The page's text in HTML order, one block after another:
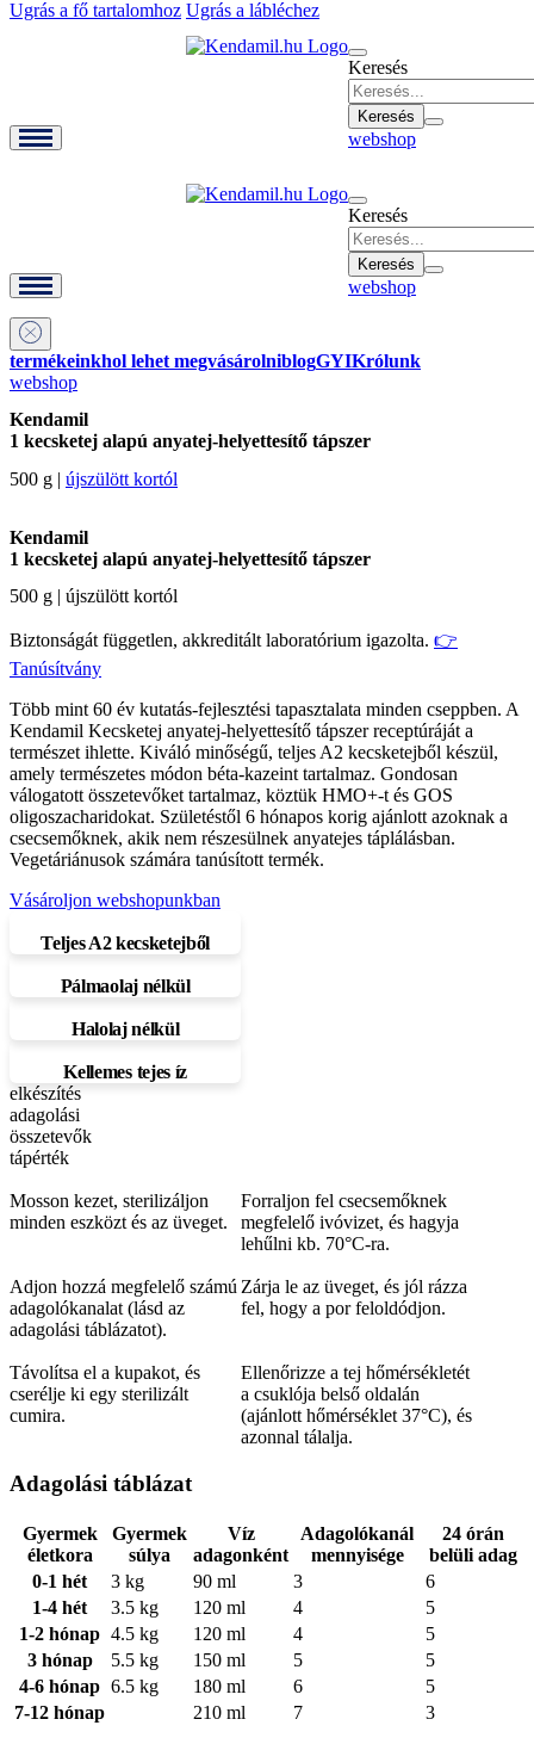
Ugrás a fő tartalomhoz Ugrás a lábléchez
Keresés
webshop
Keresés
webshop
termékeinkhol lehet megvásárolniblogGYIKrólunk
webshop
Kendamil
1 kecsketej alapú anyatej-helyettesítő tápszer
500 g | újszülött kortól
Kendamil
1 kecsketej alapú anyatej-helyettesítő tápszer
500 g | újszülött kortól
Biztonságát független, akkreditált laboratórium igazolta. 👉
Tanúsítvány
Több mint 60 év kutatás-fejlesztési tapasztalata minden cseppben. A
Kendamil Kecsketej anyatej-helyettesítő tápszer receptúráját a
természet ihlette. Kiváló minőségű, teljes A2 kecsketejből készül,
amely természetes módon béta-kazeint tartalmaz. Gondosan
válogatott összetevőket tartalmaz, köztük HMO+-t és GOS
oligoszacharidokat. Születéstől 6 hónapos korig ajánlott azoknak a
csecsemőknek, akik nem részesülnek anyatejes táplálásban.
Vegetáriánusok számára tanúsított termék.
Vásároljon webshopunkban
Teljes A2 kecsketejből
Pálmaolaj nélkül
Halolaj nélkül
Kellemes tejes íz
elkészítés
adagolási
összetevők
tápérték
Mosson kezet, sterilizáljon
minden eszközt és az üveget.
Forraljon fel csecsemőknek
megfelelő ivóvizet, és hagyja
lehűlni kb. 70°C-ra.
Adjon hozzá megfelelő számú
adagolókanalat (lásd az
adagolási táblázatot).
Zárja le az üveget, és jól rázza
fel, hogy a por feloldódjon.
Távolítsa el a kupakot, és
cserélje ki egy sterilizált
cumira.
Ellenőrizze a tej hőmérsékletét
a csuklója belső oldalán
(ajánlott hőmérséklet 37°C), és
azonnal tálalja.
Adagolási táblázat
Gyermek
életkora
Gyermek
súlya
Víz
adagonként
Adagolókanál
mennyisége
24 órán
belüli adag
0-1 hét
3 kg 90 ml 3
6
1-4 hét
3.5 kg 120 ml 4
5
1-2 hónap 4.5 kg 120 ml 4
5
3 hónap
5.5 kg 150 ml 5
5
4-6 hónap 6.5 kg 180 ml 6
5
7-12 hónap
210 ml 7 3